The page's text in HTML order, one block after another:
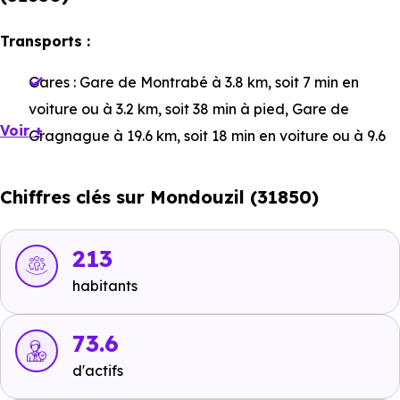
Transports :
Gares : Gare de Montrabé à 3.8 km, soit 7 min en
voiture ou à 3.2 km, soit 38 min à pied, Gare de
Gragnague à 19.6 km, soit 18 min en voiture ou à 9.6
à 11.9 km, soit 18 min en voiture ou à 9.6 km, soit 1h 55
Bus :
Ligne 101 : Église de Mondouzil
min en voiture ou à 617 m, soit 7 min à pied
voiture ou à 1.2 km, soit 15 min à pied
Tramway :Ligne 1 - Ligne 2 : Palais de Justice
km, soit 21 min en voiture ou à 11.8 km, soit 2h 22 min à
Voir +
Chiffres clés sur Mondouzil (31850)
213
habitants
73.6
d'actifs